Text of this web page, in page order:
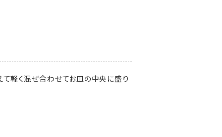
軽く混ぜ合わせてお皿の中央に盛り